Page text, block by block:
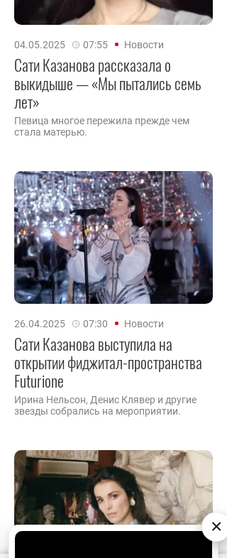
04.05.2025 07:55 Новости
Сати Казанова рассказала о
выкидыше — «Мы пытались семь
лет»
Певица многое пережила прежде чем
стала матерью.
26.04.2025 07:30 Новости
Сати Казанова выступила на
открытии фиджитал-пространства
Futurione
Ирина Нельсон, Денис Клявер и другие
звезды собрались на мероприятии.
×